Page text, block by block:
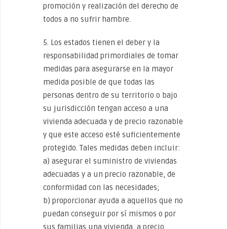
promoción y realización del derecho de
todos a no sufrir hambre.
5. Los estados tienen el deber y la
responsabilidad primordiales de tomar
medidas para asegurarse en la mayor
medida posible de que todas las
personas dentro de su territorio o bajo
su jurisdicción tengan acceso a una
vivienda adecuada y de precio razonable
y que este acceso esté suficientemente
protegido. Tales medidas deben incluir:
a) asegurar el suministro de viviendas
adecuadas y a un precio razonable, de
conformidad con las necesidades;
b) proporcionar ayuda a aquellos que no
puedan conseguir por sí mismos o por
sus familias una vivienda, a precio